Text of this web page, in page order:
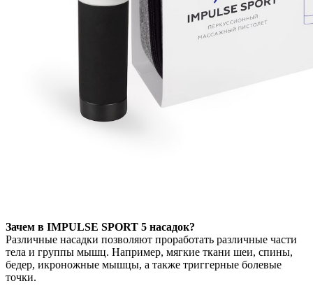
Зачем в IMPULSE SPORT 5 насадок?
Различные насадки позволяют проработать различные части
тела и группы мышц. Например, мягкие ткани шеи, спины,
бедер, икроножные мышцы, а также триггерные болевые
точки.